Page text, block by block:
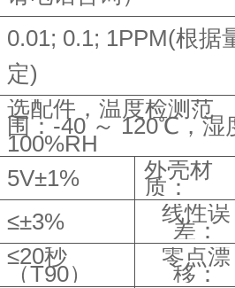
0.01; 0.1; 1PPM(根据
定)
选配件，温度检测范
围：-40 ～ 120℃，湿
100%RH
5V±1% 外壳材
质：
≤±3% 线性误
差：
≤20秒
（T90）
零点漂
移：